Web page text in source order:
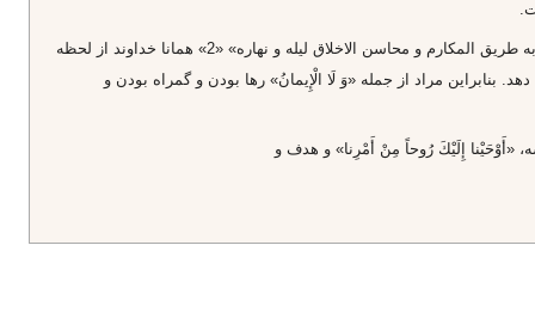
امام على عليه السلام در نهج‌البلاغه مى‌فرمايد: «لقد قرن الله به صلى الله عليه و آله من لدن كان فطيما اعظم ملائكته يسئلك به طريق المكارم و محاسن الاخلاق ليله و نهاره» «2» همانا خداوند از لحظه
بنابراين مراد از جمله‌ «وَ لَا الْإِيمانُ» رها بودن و گمراه بودن و
«أَوْحَيْنا إِلَيْكَ رُوحاً مِنْ أَمْرِنا» و هدف و